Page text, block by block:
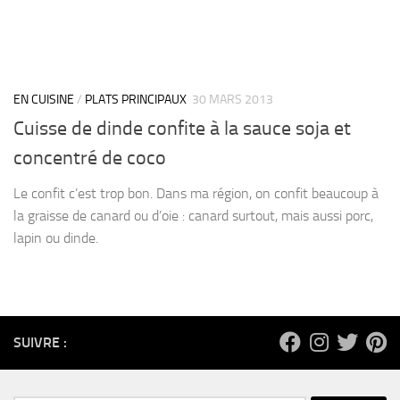
EN CUISINE / PLATS PRINCIPAUX 30 MARS 2013
Cuisse de dinde confite à la sauce soja et
concentré de coco
Le confit c’est trop bon. Dans ma région, on confit beaucoup à
la graisse de canard ou d’oie : canard surtout, mais aussi porc,
lapin ou dinde.
SUIVRE :